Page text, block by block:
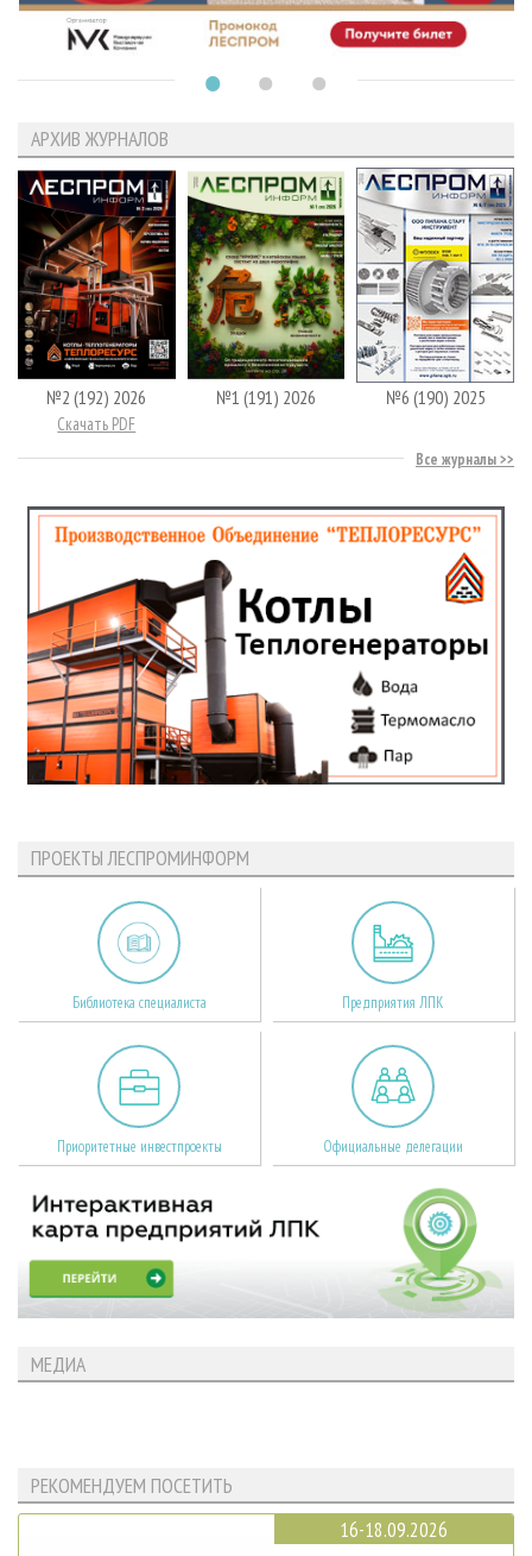
АРХИВ ЖУРНАЛОВ
№2 (192) 2026
Скачать PDF
№1 (191) 2026 №6 (190) 2025
Все журналы
ПРОЕКТЫ ЛЕСПРОМИНФОРМ
Библиотека специалиста Предприятия ЛПК
Приоритетные инвестпроекты Официальные делегации
МЕДИА
РЕКОМЕНДУЕМ ПОСЕТИТЬ
16-18.09.2026